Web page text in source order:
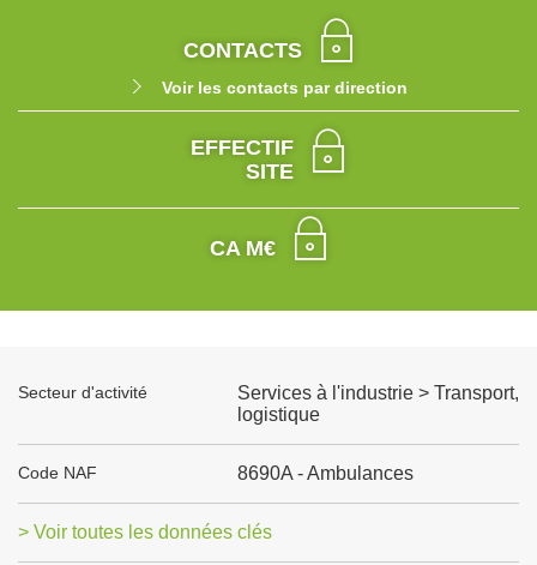
CONTACTS
Voir les contacts par direction
EFFECTIF
SITE
CA M€
Secteur d'activité
Services à l'industrie > Transport,
logistique
Code NAF 8690A - Ambulances
> Voir toutes les données clés